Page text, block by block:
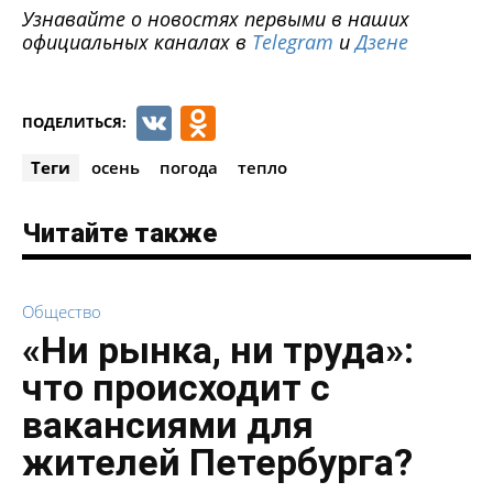
Узнавайте о новостях первыми в наших
официальных каналах в Telegram иДзене
ПОДЕЛИТЬСЯ: VK
Теги осень погода тепло
Читайте также
Общество
«Ни рынка, ни труда»:
что происходит с
вакансиями для
жителей Петербурга?